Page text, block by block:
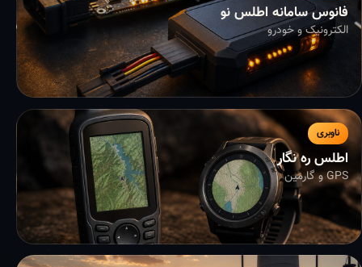
فانوس سامانه اطلس نو
الکترونیک و خودرو
ناوبری
اطلس ره نگار
GPS و گارمین